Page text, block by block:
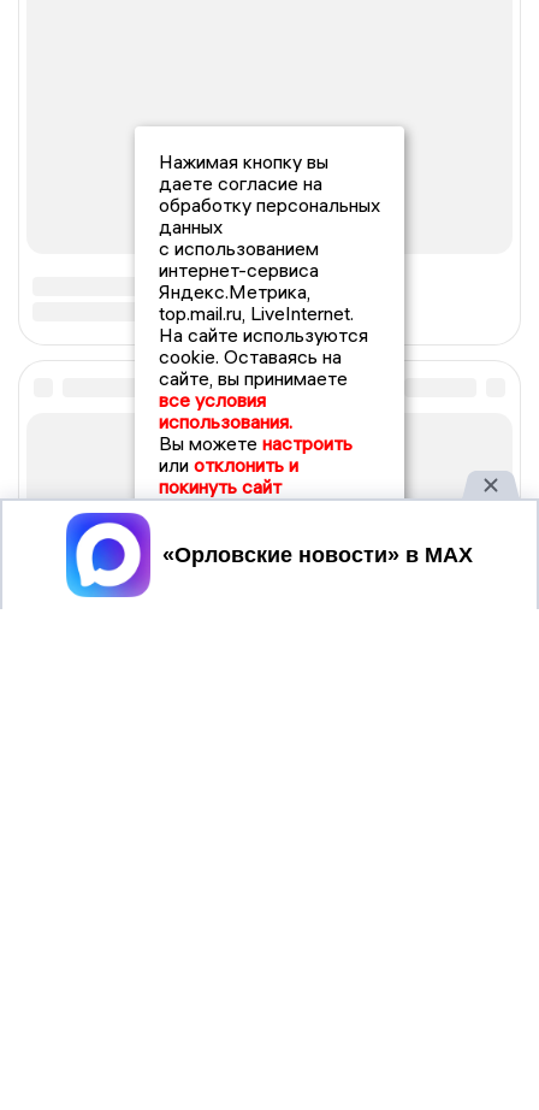
Нажимая кнопку вы
даете согласие на
обработку персональных
данных
с использованием
интернет-сервиса
Яндекс.Метрика,
top.mail.ru, LiveInternet.
На сайте используются
cookie. Оставаясь на
сайте, вы принимаете
все условия
использования.
Вы можете настроить
или отклонить и
покинуть сайт
Принять